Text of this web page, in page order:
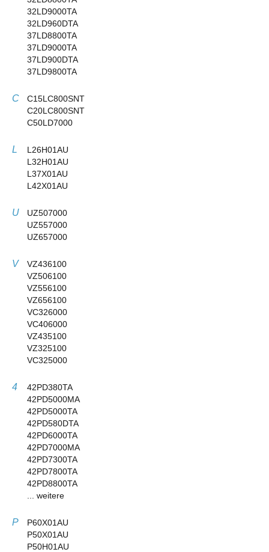
32LD9000TA
32LD960DTA
37LD8800TA
37LD9000TA
37LD900DTA
37LD9800TA
C
C15LC800SNT
C20LC800SNT
C50LD7000
L
L26H01AU
L32H01AU
L37X01AU
L42X01AU
U
UZ507000
UZ557000
UZ657000
V
VZ436100
VZ506100
VZ556100
VZ656100
VC326000
VC406000
VZ435100
VZ325100
VC325000
4
42PD380TA
42PD5000MA
42PD5000TA
42PD580DTA
42PD6000TA
42PD7000MA
42PD7300TA
42PD7800TA
42PD8800TA
... weitere
P
P60X01AU
P50X01AU
P50H01AU